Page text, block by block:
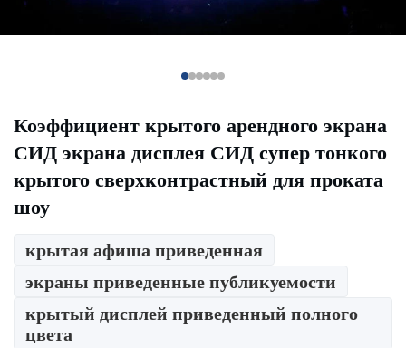
Коэффициент крытого арендного экрана
СИД экрана дисплея СИД супер тонкого
крытого сверхконтрастный для проката
шоу
крытая афиша приведенная
экраны приведенные публикуемости
крытый дисплей приведенный полного
цвета